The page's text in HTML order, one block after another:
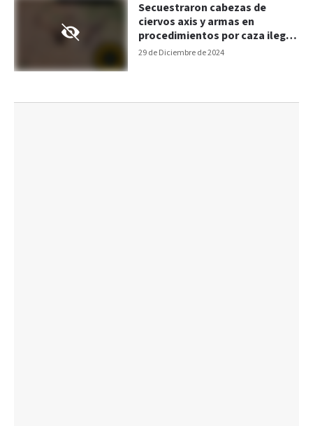
29 de Diciembre de 2024
Secuestraron cabezas de
ciervos axis y armas en
procedimientos por caza ilegal
en Entre Ríos